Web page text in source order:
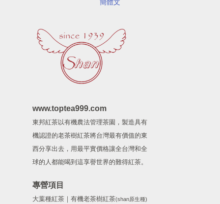
簡體文
www.toptea999.com
東邦紅茶以有機農法管理茶園，製造具有
機認證的老茶樹紅茶將台灣最有價值的東
西分享出去，用最平實價格讓全台灣和全
球的人都能喝到這享譽世界的難得紅茶。
專營項目
大葉種紅茶｜有機老茶樹紅茶(shan原生種)